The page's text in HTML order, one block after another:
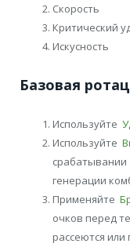
Скорость
Критический
Искусность
Базовая
Используйте
Используйте
срабатывании
генерации
Применяйте
очков перед
рассеются